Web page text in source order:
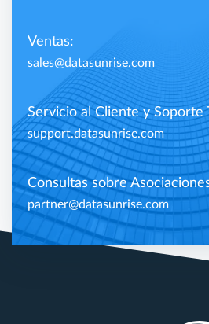
Ventas:
sales@datasunrise.com
Servicio al Cliente y Soporte
support.datasunrise.com
Consultas sobre
partner@datasunrise.com